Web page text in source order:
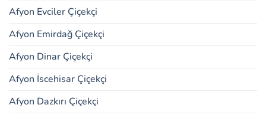
Afyon Evciler Çiçekçi
Afyon Emirdağ Çiçekçi
Afyon Dinar Çiçekçi
Afyon İscehisar Çiçekçi
Afyon Dazkırı Çiçekçi